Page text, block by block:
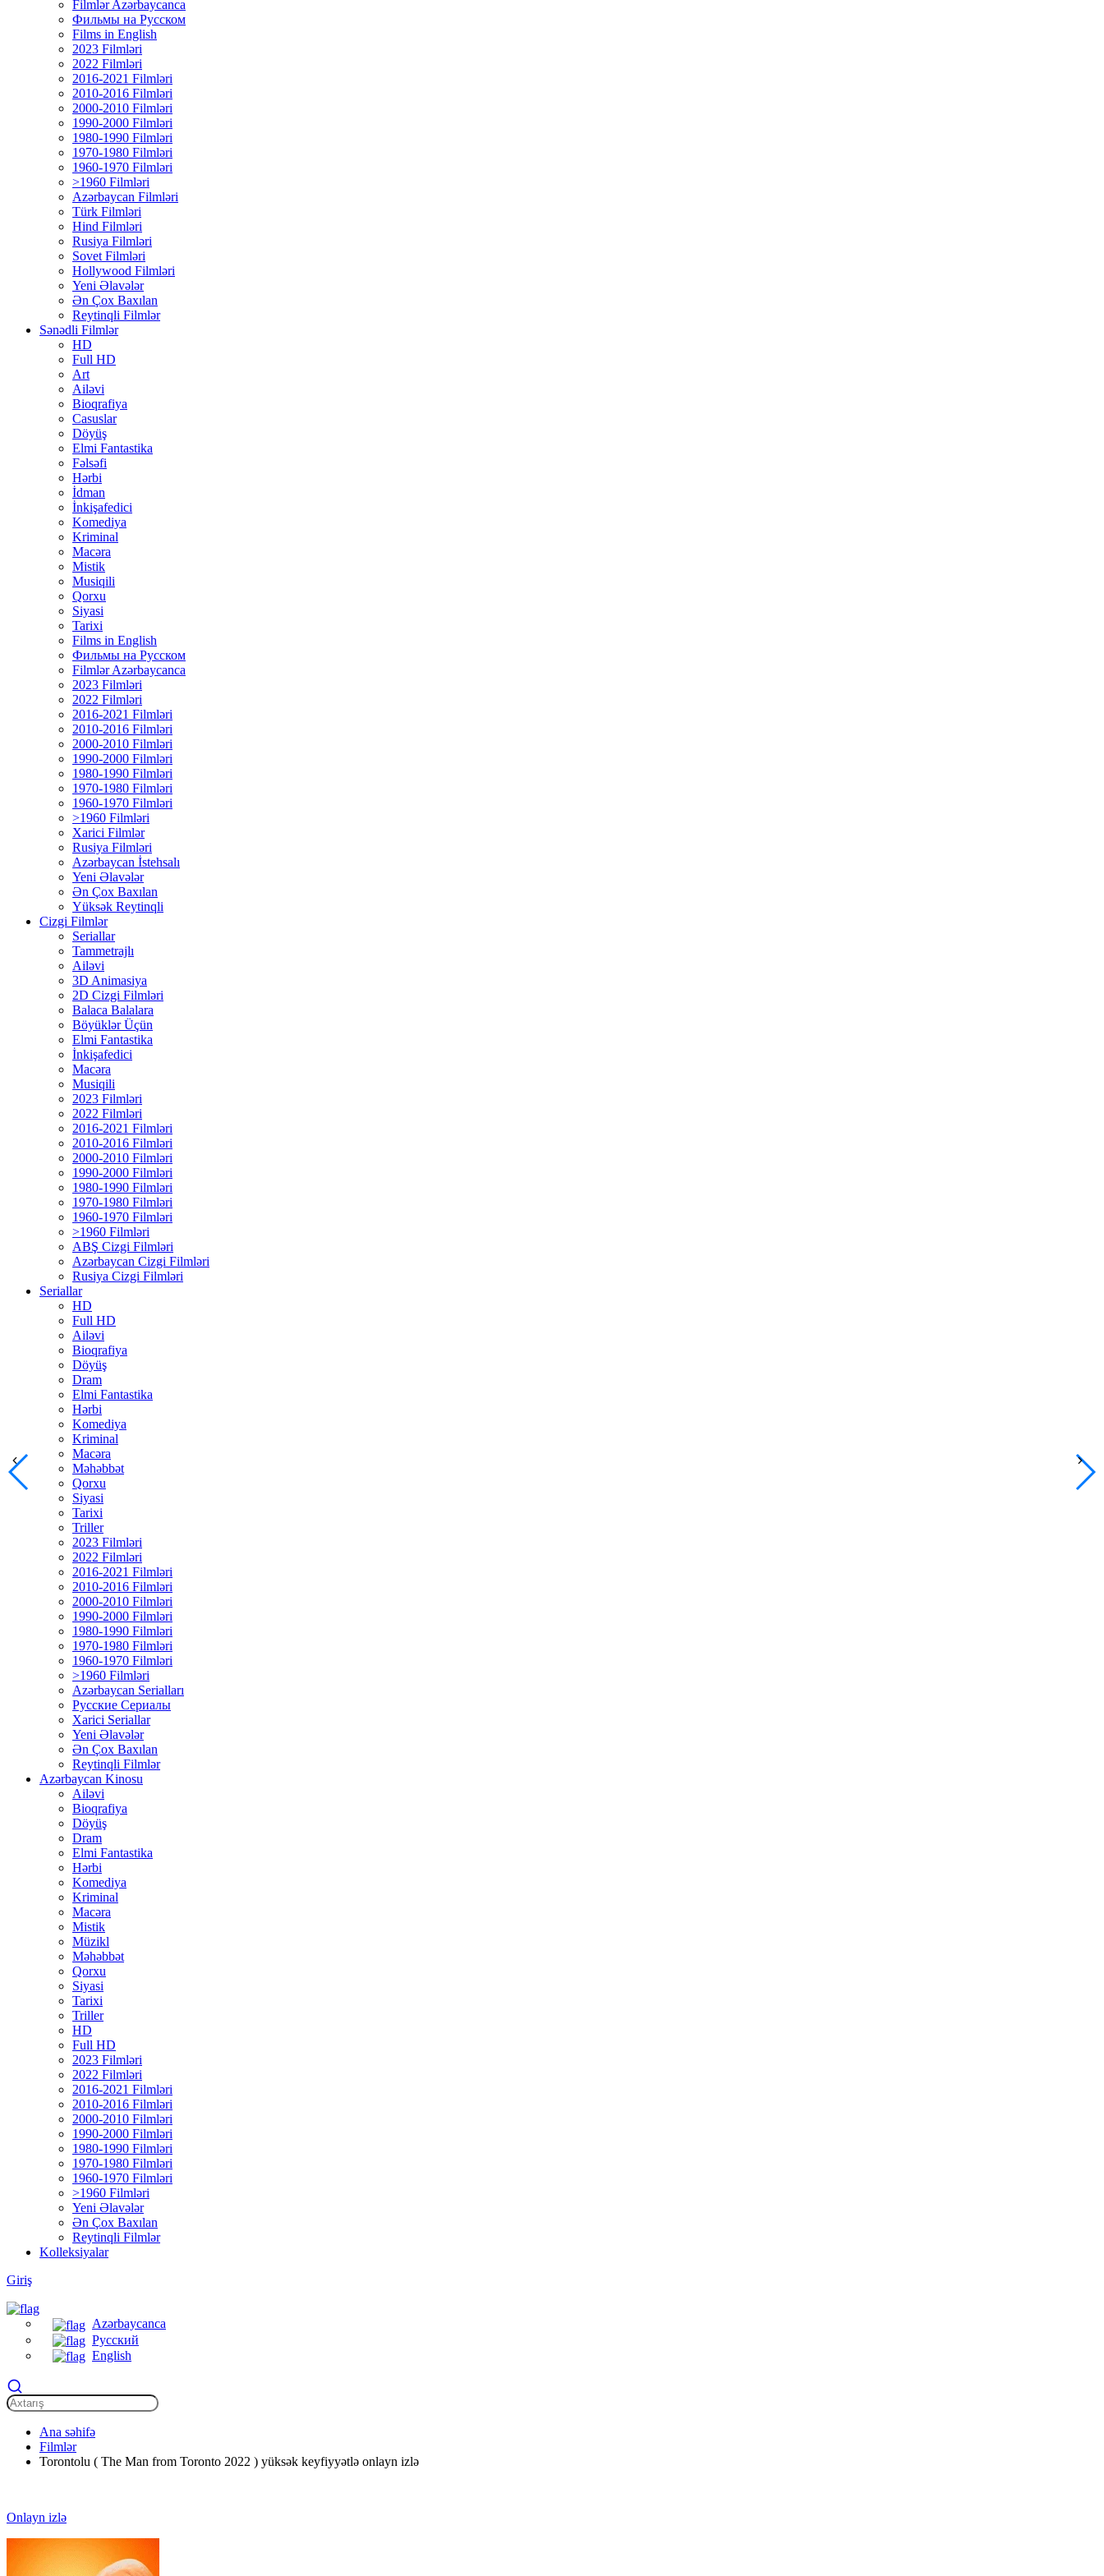
Filmlər Azərbaycanca
Фильмы на Русском
Films in English
2023 Filmləri
2022 Filmləri
2016-2021 Filmləri
2010-2016 Filmləri
2000-2010 Filmləri
1990-2000 Filmləri
1980-1990 Filmləri
1970-1980 Filmləri
1960-1970 Filmləri
>1960 Filmləri
Azərbaycan Filmləri
Türk Filmləri
Hind Filmləri
Rusiya Filmləri
Sovet Filmləri
Hollywood Filmləri
Yeni Əlavələr
Ən Çox Baxılan
Reytinqli Filmlər
Sənədli Filmlər
HD
Full HD
Art
Ailəvi
Bioqrafiya
Casuslar
Döyüş
Elmi Fantastika
Fəlsəfi
Hərbi
İdman
İnkişafedici
Komediya
Kriminal
Macəra
Mistik
Musiqili
Qorxu
Siyasi
Tarixi
Films in English
Фильмы на Русском
Filmlər Azərbaycanca
2023 Filmləri
2022 Filmləri
2016-2021 Filmləri
2010-2016 Filmləri
2000-2010 Filmləri
1990-2000 Filmləri
1980-1990 Filmləri
1970-1980 Filmləri
1960-1970 Filmləri
>1960 Filmləri
Xarici Filmlər
Rusiya Filmləri
Azərbaycan İstehsalı
Yeni Əlavələr
Ən Çox Baxılan
Yüksək Reytinqli
Cizgi Filmlər
Seriallar
Tammetrajlı
Ailəvi
3D Animasiya
2D Cizgi Filmləri
Balaca Balalara
Böyüklər Üçün
Elmi Fantastika
İnkişafedici
Macəra
Musiqili
2023 Filmləri
2022 Filmləri
2016-2021 Filmləri
2010-2016 Filmləri
2000-2010 Filmləri
1990-2000 Filmləri
1980-1990 Filmləri
1970-1980 Filmləri
1960-1970 Filmləri
>1960 Filmləri
ABŞ Cizgi Filmləri
Azərbaycan Cizgi Filmləri
Rusiya Cizgi Filmləri
Seriallar
HD
Full HD
Ailəvi
Bioqrafiya
Döyüş
Dram
Elmi Fantastika
Hərbi
Komediya
Kriminal
Macəra
Məhəbbət
Qorxu
Siyasi
Tarixi
Triller
2023 Filmləri
2022 Filmləri
2016-2021 Filmləri
2010-2016 Filmləri
2000-2010 Filmləri
1990-2000 Filmləri
1980-1990 Filmləri
1970-1980 Filmləri
1960-1970 Filmləri
>1960 Filmləri
Azərbaycan Serialları
Русские Сериалы
Xarici Seriallar
Yeni Əlavələr
Ən Çox Baxılan
Reytinqli Filmlər
Azərbaycan Kinosu
Ailəvi
Bioqrafiya
Döyüş
Dram
Elmi Fantastika
Hərbi
Komediya
Kriminal
Macəra
Mistik
Müzikl
Məhəbbət
Qorxu
Siyasi
Tarixi
Triller
HD
Full HD
2023 Filmləri
2022 Filmləri
2016-2021 Filmləri
2010-2016 Filmləri
2000-2010 Filmləri
1990-2000 Filmləri
1980-1990 Filmləri
1970-1980 Filmləri
1960-1970 Filmləri
>1960 Filmləri
Yeni Əlavələr
Ən Çox Baxılan
Reytinqli Filmlər
Kolleksiyalar
Giriş
Azərbaycanca
Русский
English
Ana səhifə
Filmlər
Torontolu ( The Man from Toronto 2022 ) yüksək keyfiyyətlə onlayn izlə
Onlayn izlə